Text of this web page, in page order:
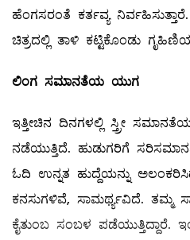
ಹೆಂಗಸರಂತೆ ಕರ್ತವ್ಯ
ಚಿತ್ರದಲ್ಲಿ ತಾಳಿ ಕಟ್ಟಿಕೊಂಡು
ಲಿಂಗ ಸಮಾನತೆಯ ಯುಗ
ಇತ್ತೀಚಿನ ದಿನಗಳಲ್ಲಿ ಸ್ತ್ರೀ
ನಡೆಯುತ್ತಿದೆ. ಹುಡುಗರಿಗೆ
ಓದಿ ಉನ್ನತ ಹುದ್ದೆಯನ್ನು
ಕನಸುಗಳಿವೆ, ಸಾಮರ್ಥ್ಯವಿದೆ. ತಮ್ಮ
ಕೈತುಂಬ ಸಂಬಳ ಪಡೆಯುತ್ತಿದ್ದಾರೆ.